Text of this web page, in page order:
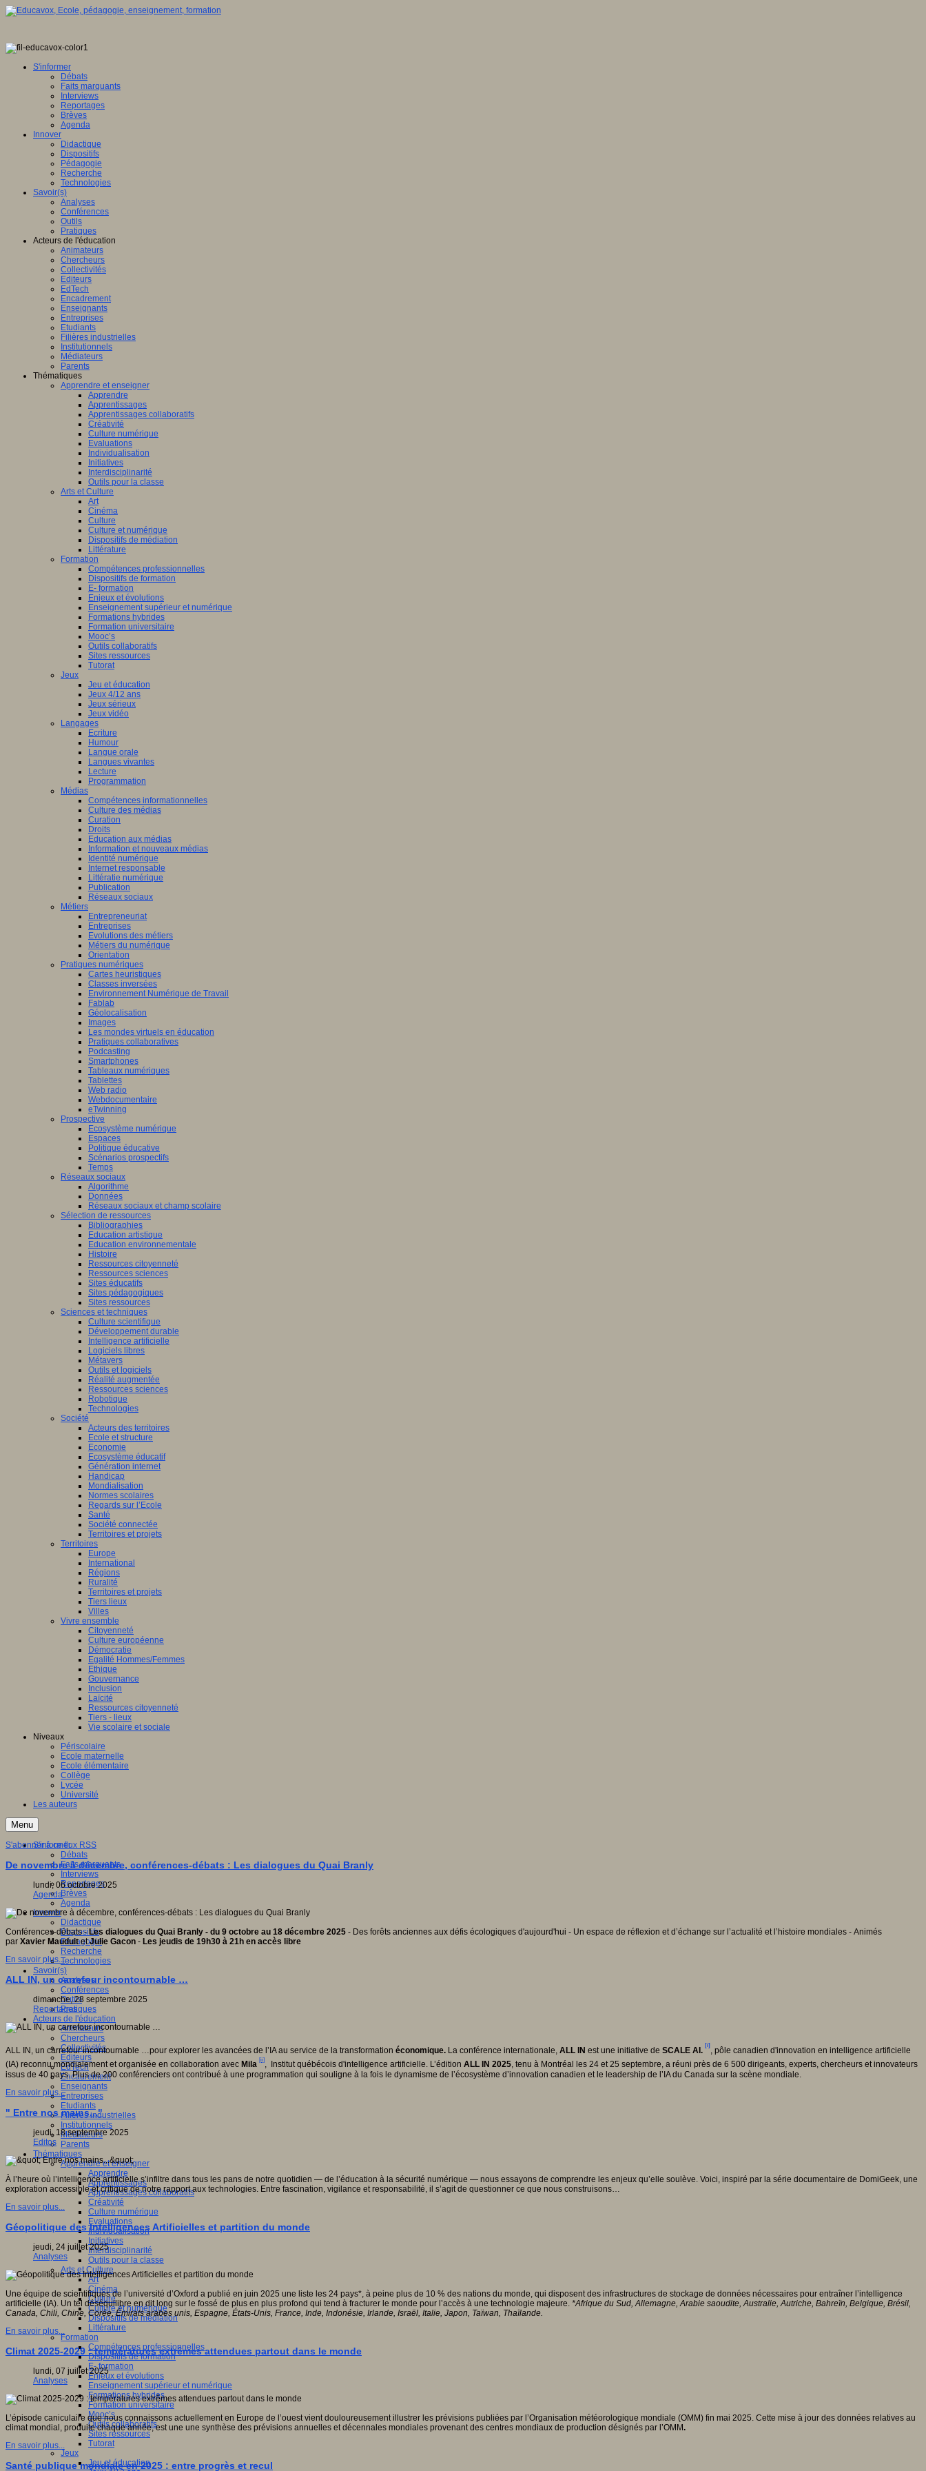
S'informer
Débats
Faits marquants
Interviews
Reportages
Brèves
Agenda
Innover
Didactique
Dispositifs
Pédagogie
Recherche
Technologies
Savoir(s)
Analyses
Conférences
Outils
Pratiques
Acteurs de l'éducation
Animateurs
Chercheurs
Collectivités
Editeurs
EdTech
Encadrement
Enseignants
Entreprises
Etudiants
Filières industrielles
Institutionnels
Médiateurs
Parents
Thématiques
Apprendre et enseigner
Apprendre
Apprentissages
Apprentissages collaboratifs
Créativité
Culture numérique
Evaluations
Individualisation
Initiatives
Interdisciplinarité
Outils pour la classe
Arts et Culture
Art
Cinéma
Culture
Culture et numérique
Dispositifs de médiation
Littérature
Formation
Compétences professionnelles
Dispositifs de formation
E- formation
Enjeux et évolutions
Enseignement supérieur et numérique
Formations hybrides
Formation universitaire
Mooc’s
Outils collaboratifs
Sites ressources
Tutorat
Jeux
Jeu et éducation
Jeux 4/12 ans
Jeux sérieux
Jeux vidéo
Langages
Ecriture
Humour
Langue orale
Langues vivantes
Lecture
Programmation
Médias
Compétences informationnelles
Culture des médias
Curation
Droits
Education aux médias
Information et nouveaux médias
Identité numérique
Internet responsable
Littératie numérique
Publication
Réseaux sociaux
Métiers
Entrepreneuriat
Entreprises
Evolutions des métiers
Métiers du numérique
Orientation
Pratiques numériques
Cartes heuristiques
Classes inversées
Environnement Numérique de Travail
Fablab
Géolocalisation
Images
Les mondes virtuels en éducation
Pratiques collaboratives
Podcasting
Smartphones
Tableaux numériques
Tablettes
Web radio
Webdocumentaire
eTwinning
Prospective
Ecosystème numérique
Espaces
Politique éducative
Scénarios prospectifs
Temps
Réseaux sociaux
Algorithme
Données
Réseaux sociaux et champ scolaire
Sélection de ressources
Bibliographies
Education artistique
Education environnementale
Histoire
Ressources citoyenneté
Ressources sciences
Sites éducatifs
Sites pédagogiques
Sites ressources
Sciences et techniques
Culture scientifique
Développement durable
Intelligence artificielle
Logiciels libres
Métavers
Outils et logiciels
Réalité augmentée
Ressources sciences
Robotique
Technologies
Société
Acteurs des territoires
Ecole et structure
Economie
Ecosystème éducatif
Génération internet
Handicap
Mondialisation
Normes scolaires
Regards sur l’Ecole
Santé
Société connectée
Territoires et projets
Territoires
Europe
International
Régions
Ruralité
Territoires et projets
Tiers lieux
Villes
Vivre ensemble
Citoyenneté
Culture européenne
Démocratie
Egalité Hommes/Femmes
Ethique
Gouvernance
Inclusion
Laïcité
Ressources citoyenneté
Tiers - lieux
Vie scolaire et sociale
Niveaux
Périscolaire
Ecole maternelle
Ecole élémentaire
Collège
Lycée
Université
Les auteurs
Menu
S'informer
Débats
Faits marquants
Interviews
Reportages
Brèves
Agenda
Innover
Didactique
Dispositifs
Pédagogie
Recherche
Technologies
Savoir(s)
Analyses
Conférences
Outils
Pratiques
Acteurs de l'éducation
Animateurs
Chercheurs
Collectivités
Editeurs
EdTech
Encadrement
Enseignants
Entreprises
Etudiants
Filières industrielles
Institutionnels
Médiateurs
Parents
Thématiques
Apprendre et enseigner
Apprendre
Apprentissages
Apprentissages collaboratifs
Créativité
Culture numérique
Evaluations
Individualisation
Initiatives
Interdisciplinarité
Outils pour la classe
Arts et Culture
Art
Cinéma
Culture
Culture et numérique
Dispositifs de médiation
Littérature
Formation
Compétences professionnelles
Dispositifs de formation
E- formation
Enjeux et évolutions
Enseignement supérieur et numérique
Formations hybrides
Formation universitaire
Mooc’s
Outils collaboratifs
Sites ressources
Tutorat
Jeux
Jeu et éducation
S'abonner à ce flux RSS
De novembre à décembre, conférences-débats : Les dialogues du Quai Branly
lundi, 06 octobre 2025
Agenda
Conférences-débats -Les dialogues du Quai Branly - du 9 octobre au 18 décembre 2025 - Des forêts anciennes aux défis écologiques d'aujourd'hui - Un espace de réflexion et d’échange sur l’actualité et l’histoire mondiales - Animés
par Xavier MauduitetJulie Gacon - Les jeudis de 19h30 à 21h en accès libre
En savoir plus...
ALL IN, un carrefour incontournable …
dimanche, 28 septembre 2025
Reportages
ALL IN, un carrefour incontournable …pour explorer les avancées de l’IA au service de la transformation économique. La conférence internationale, ALL IN est une initiative de SCALE AI.
[i]
, pôle canadien d'innovation en intelligence artificielle
(IA) reconnu mondialement et organisée en collaboration avec Mila
[ii]
, Institut québécois d'intelligence artificielle. L’édition ALL IN 2025, tenu à Montréal les 24 et 25 septembre, a réuni près de 6 500 dirigeants, experts, chercheurs et innovateurs
issus de 40 pays. Plus de 200 conférenciers ont contribué à une programmation qui souligne à la fois le dynamisme de l’écosystème d’innovation canadien et le leadership de l’IA du Canada sur la scène mondiale.
En savoir plus...
" Entre nos mains..."
jeudi, 18 septembre 2025
Editos
À l’heure où l’intelligence artificielle s’infiltre dans tous les pans de notre quotidien — de l’éducation à la sécurité numérique — nous essayons de comprendre les enjeux qu’elle soulève. Voici, inspiré par la série documentaire de DomiGeek, une
exploration accessible et critique de notre rapport aux technologies. Entre fascination, vigilance et responsabilité, il s’agit de questionner ce que nous construisons…
En savoir plus...
Géopolitique des Intelligences Artificielles et partition du monde
jeudi, 24 juillet 2025
Analyses
Une équipe de scientifiques de l’université d’Oxford a publié en juin 2025 une liste les 24 pays*, à peine plus de 10 % des nations du monde, qui disposent des infrastructures de stockage de données nécessaires pour entraîner l’intelligence
artificielle (IA). Un tel déséquilibre en dit long sur le fossé de plus en plus profond qui tend à fracturer le monde pour l’accès à une technologie majeure. *Afrique du Sud, Allemagne, Arabie saoudite, Australie, Autriche, Bahreïn, Belgique, Brésil,
Canada, Chili, Chine, Corée, Émirats arabes unis, Espagne, États-Unis, France, Inde, Indonésie, Irlande, Israël, Italie, Japon, Taïwan, Thaïlande.
En savoir plus...
Climat 2025-2029 : températures extrêmes attendues partout dans le monde
lundi, 07 juillet 2025
Analyses
L’épisode caniculaire que nous connaissons actuellement en Europe de l’ouest vient douloureusement illustrer les prévisions publiées par l’Organisation météorologique mondiale (OMM) fin mai 2025. Cette mise à jour des données relatives au
climat mondial, produite chaque année, est une une synthèse des prévisions annuelles et décennales mondiales provenant des centres mondiaux de production désignés par l’OMM.
En savoir plus...
Santé publique mondiale en 2025 : entre progrès et recul